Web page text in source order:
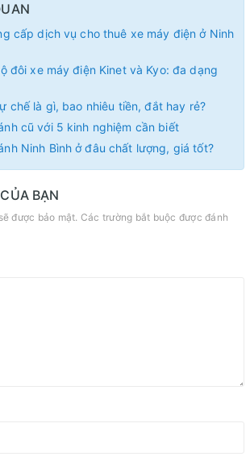
cấp dịch vụ cho thuê xe máy điện ở Ninh
đôi xe máy điện Kinet và Kyo: đa dạng
chế là gì, bao nhiêu tiền, đắt hay rẻ?
cũ với 5 kinh nghiệm cần biết
Ninh Bình ở đâu chất lượng, giá tốt?
BẠN
được bảo mật. Các trường bắt buộc được đánh